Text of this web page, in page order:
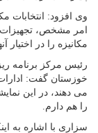
وی افزود: انتخابات
امر مشخص، تجهیزات
مکانیزه را در اختیار
رئیس مرکز برنامه
خوزستان گفت:
می دهند، در این
را هم دارم.
سزاری با اشاره به